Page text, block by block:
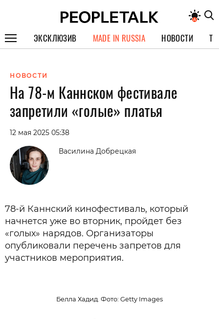
ЭКСКЛЮЗИВ
СПЕЦПРОЕКТЫ
ИНТЕРВЬЮ
ПОКОЛЕНИЕ
MADE IN RUSSIA НОВОСТИ
НОВОСТИ
На 78-м Каннском фестивале
запретили «голые» платья
12 мая 2025 05:38
Василина Добрецкая
78-й Каннский кинофестиваль, который
начнется уже во вторник, пройдет без
«голых» нарядов. Организаторы
опубликовали перечень запретов для
участников мероприятия.
Белла Хадид. Фото: Getty Images